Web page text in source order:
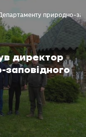
директор
природно-